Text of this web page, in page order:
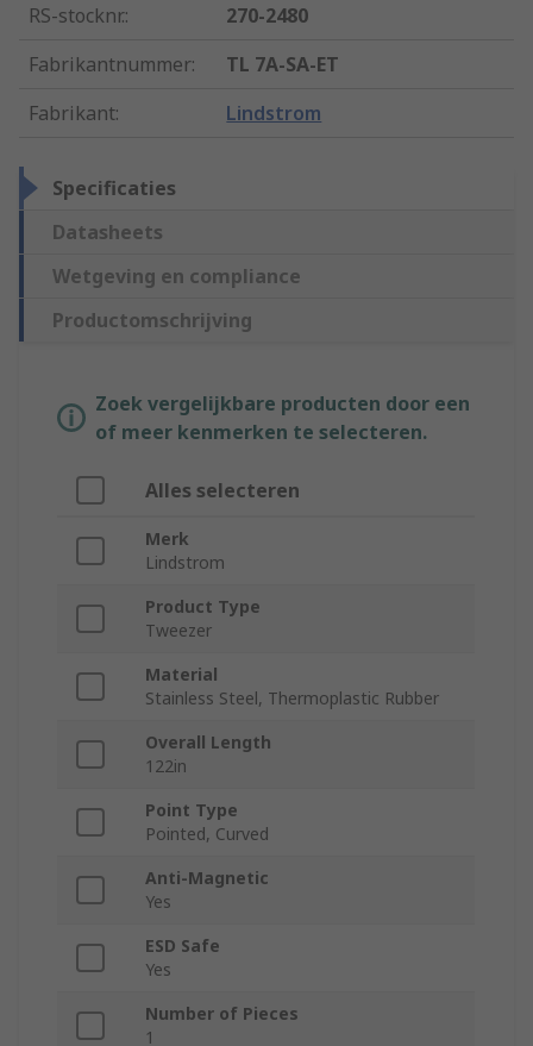
RS-stocknr.:
270-2480
Fabrikantnummer:
TL 7A-SA-ET
Fabrikant: Lindstrom
Specificaties
Datasheets
Wetgeving en compliance
Productomschrijving
Zoek vergelijkbare producten door een
of meer kenmerken te selecteren.
Alles selecteren
Merk
Lindstrom
Product Type
Tweezer
Material
Stainless Steel, Thermoplastic Rubber
Overall Length
122in
Point Type
Pointed, Curved
Anti-Magnetic
Yes
ESD Safe
Yes
Number of Pieces
1